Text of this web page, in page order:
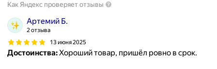
Как Яндекс проверяет отзывы
Артемий Б.
2 отзыва
13 июня 2025
Достоинства:Хороший товар, пришёл ровно в срок.